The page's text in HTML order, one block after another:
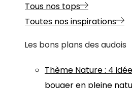
Tous nos tops
Toutes nos inspirations
Les bons plans des audois
Thème Nature: 4
bouger en pleine